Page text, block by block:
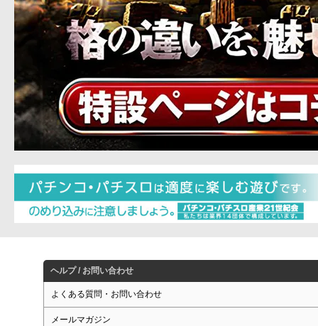
ヘルプ / お問い合わせ
よくある質問・お問い合わせ
メールマガジン